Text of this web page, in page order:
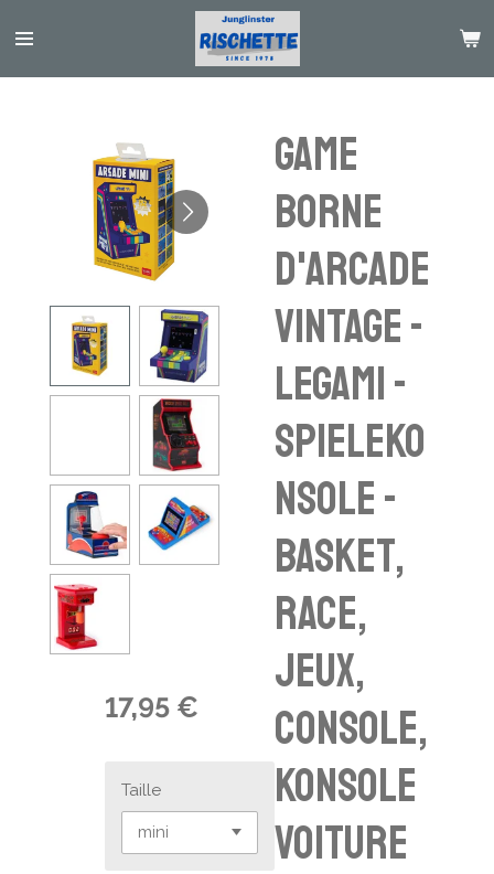
au
Game
borne
d'Arcade
Vintage -
Legami -
Spieleko
nsole -
basket,
race,
jeux,
console,
Konsole
VOITURE
17,95 €
Taille